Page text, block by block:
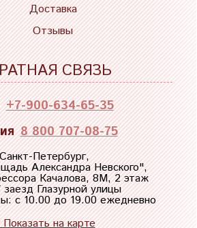
Доставка
Отзывы
СВЯЗЬ
+7-900-634-65-35
8 800 707-08-75
Санкт-Петербург,
Александра Невского",
Качалова, 8М, 2 этаж
Глазурной улицы
с 10.00 до 19.00 ежедневно
Показать на карте